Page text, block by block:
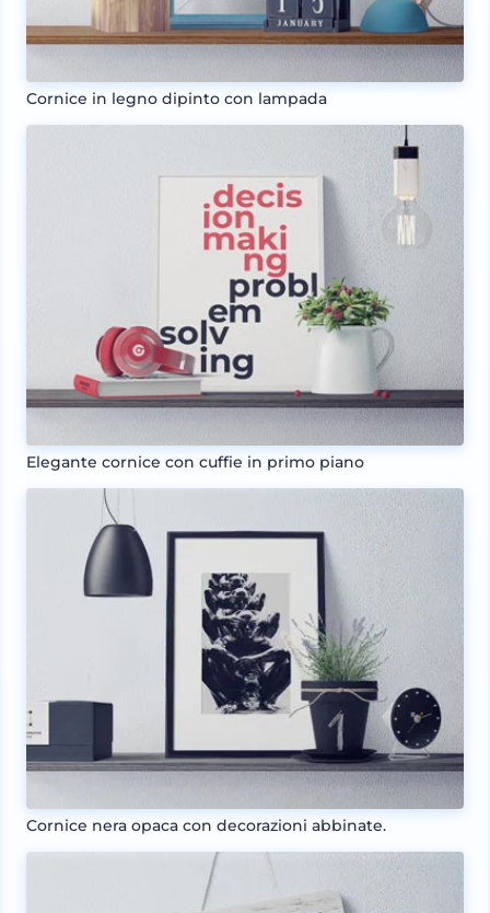
Cornice in legno dipinto con lampada
Elegante cornice con cuffie in primo piano
Cornice nera opaca con decorazioni abbinate.